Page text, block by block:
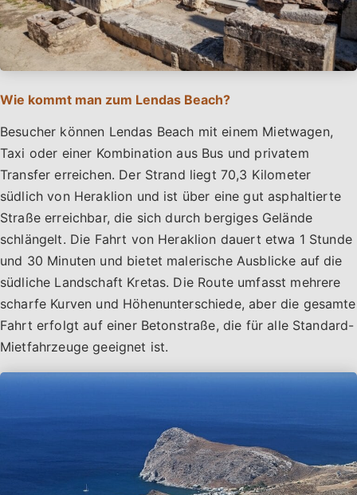
Wie kommt man zum Lendas Beach?
Besucher können Lendas Beach mit einem Mietwagen,
Taxi oder einer Kombination aus Bus und privatem
Transfer erreichen. Der Strand liegt 70,3 Kilometer
südlich von Heraklion und ist über eine gut asphaltierte
Straße erreichbar, die sich durch bergiges Gelände
schlängelt. Die Fahrt von Heraklion dauert etwa 1 Stunde
und 30 Minuten und bietet malerische Ausblicke auf die
südliche Landschaft Kretas. Die Route umfasst mehrere
scharfe Kurven und Höhenunterschiede, aber die gesamte
Fahrt erfolgt auf einer Betonstraße, die für alle Standard-
Mietfahrzeuge geeignet ist.